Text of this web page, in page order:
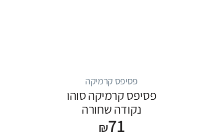
פסיפס קרמיקה
פסיפס קרמיקה סוהו
נקודה שחורה
₪71